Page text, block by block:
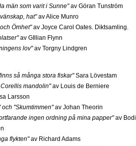
män som varit i Sunne"av Göran Tunström
hat"av Alice Munro
Ömhet"av Joyce Carol Oates. Diktsamling.
av GIllian Flynn
lov"av Torgny Lindgren
så många stora fiskar"Sara Lövestam
mandolin"av Louis de Berniere
Larsson
och "Skumtimmen"av Johan Theorin
ingen ordning på mina papper"av Bodil
flykten"av Richard Adams